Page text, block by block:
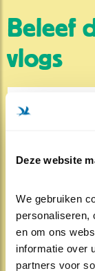
Deze website
We gebruiken
personaliseren,
en om ons
informatie over
partners voor
Beleef
vlogs
17.02.19Dit
Beleef de
Lees meer